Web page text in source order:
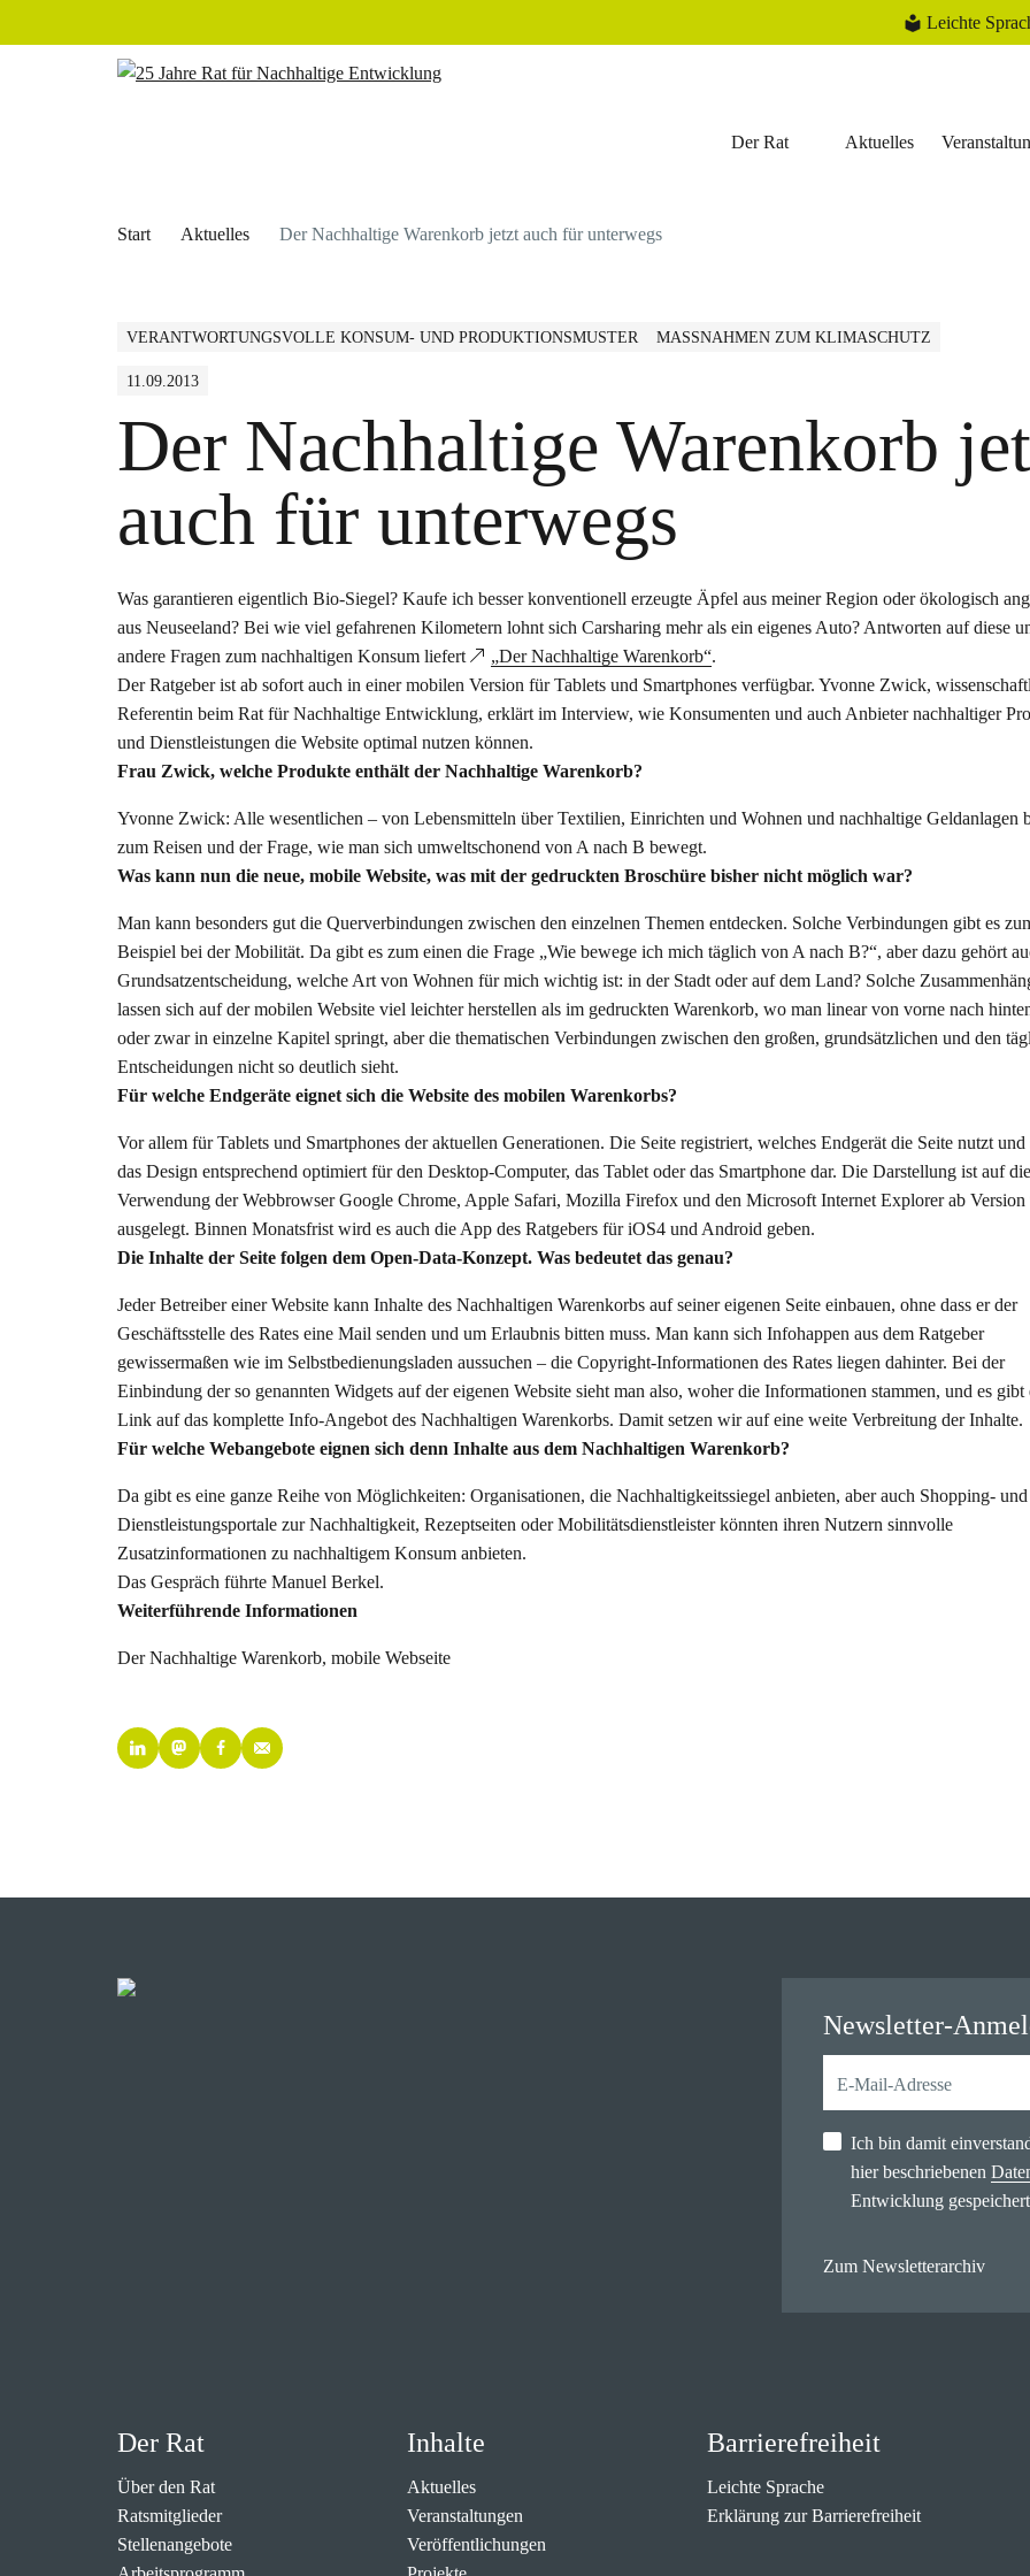
Leichte
Der Rat Aktuelles
Start Aktuelles Der Nachhaltige Warenkorb jetzt auch für unterwegs
VERANTWORTUNGSVOLLE KONSUM- UND PRODUKTIONSMUSTER MASSNAHMEN ZUM KLIMASCHUTZ
11.09.2013
Der Nachhaltige Warenkorb
auch für unterwegs
Was garantieren eigentlich Bio-Siegel? Kaufe ich besser konventionell erzeugte Äpfel aus meiner Region oder ökologisch
aus Neuseeland? Bei wie viel gefahrenen Kilometern lohnt sich Carsharing mehr als ein eigenes Auto? Antworten auf diese
andere Fragen zum nachhaltigen Konsum liefert
„Der Nachhaltige Warenkorb“.
Der Ratgeber ist ab sofort auch in einer mobilen Version für Tablets und Smartphones verfügbar. Yvonne Zwick,
Referentin beim Rat für Nachhaltige Entwicklung, erklärt im Interview, wie Konsumenten und auch Anbieter nachhaltiger
und Dienstleistungen die Website optimal nutzen können.
Frau Zwick, welche Produkte enthält der Nachhaltige Warenkorb?
Yvonne Zwick: Alle wesentlichen – von Lebensmitteln über Textilien, Einrichten und Wohnen und nachhaltige Geldanlagen
zum Reisen und der Frage, wie man sich umweltschonend von A nach B bewegt.
Was kann nun die neue, mobile Website, was mit der gedruckten Broschüre bisher nicht möglich war?
Man kann besonders gut die Querverbindungen zwischen den einzelnen Themen entdecken. Solche Verbindungen gibt es
Beispiel bei der Mobilität. Da gibt es zum einen die Frage „Wie bewege ich mich täglich von A nach B?“, aber dazu gehört
Grundsatzentscheidung, welche Art von Wohnen für mich wichtig ist: in der Stadt oder auf dem Land? Solche
lassen sich auf der mobilen Website viel leichter herstellen als im gedruckten Warenkorb, wo man linear von vorne nach
oder zwar in einzelne Kapitel springt, aber die thematischen Verbindungen zwischen den großen, grundsätzlichen und den
Entscheidungen nicht so deutlich sieht.
Für welche Endgeräte eignet sich die Website des mobilen Warenkorbs?
Vor allem für Tablets und Smartphones der aktuellen Generationen. Die Seite registriert, welches Endgerät die Seite nutzt und
das Design entsprechend optimiert für den Desktop-Computer, das Tablet oder das Smartphone dar. Die Darstellung ist auf die
Verwendung der Webbrowser Google Chrome, Apple Safari, Mozilla Firefox und den Microsoft Internet Explorer ab Version
ausgelegt. Binnen Monatsfrist wird es auch die App des Ratgebers für iOS4 und Android geben.
Die Inhalte der Seite folgen dem Open-Data-Konzept. Was bedeutet das genau?
Jeder Betreiber einer Website kann Inhalte des Nachhaltigen Warenkorbs auf seiner eigenen Seite einbauen, ohne dass er der
Geschäftsstelle des Rates eine Mail senden und um Erlaubnis bitten muss. Man kann sich Infohappen aus dem Ratgeber
gewissermaßen wie im Selbstbedienungsladen aussuchen – die Copyright-Informationen des Rates liegen dahinter. Bei der
Einbindung der so genannten Widgets auf der eigenen Website sieht man also, woher die Informationen stammen, und es gibt
Link auf das komplette Info-Angebot des Nachhaltigen Warenkorbs. Damit setzen wir auf eine weite Verbreitung der Inhalte.
Für welche Webangebote eignen sich denn Inhalte aus dem Nachhaltigen Warenkorb?
Da gibt es eine ganze Reihe von Möglichkeiten: Organisationen, die Nachhaltigkeitssiegel anbieten, aber auch Shopping- und
Dienstleistungsportale zur Nachhaltigkeit, Rezeptseiten oder Mobilitätsdienstleister könnten ihren Nutzern sinnvolle
Zusatzinformationen zu nachhaltigem Konsum anbieten.
Das Gespräch führte Manuel Berkel.
Weiterführende Informationen
Der Nachhaltige Warenkorb, mobile Webseite
Newsletter-
Ich bin damit
hier beschriebenen
Entwicklung
Zum Newsletterarchiv
Der Rat
Über den Rat
Ratsmitglieder
Stellenangebote
Inhalte
Aktuelles
Veranstaltungen
Veröffentlichungen
Barrierefreiheit
Leichte Sprache
Erklärung zur Barrierefreiheit